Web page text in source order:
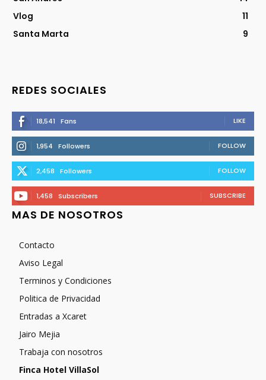
Vlog
11
Santa Marta
9
REDES SOCIALES
18,541 Fans LIKE
1,954 Followers FOLLOW
2,458 Followers FOLLOW
1,458 Subscribers SUBSCRIBE
MAS DE NOSOTROS
Contacto
Aviso Legal
Terminos y Condiciones
Politica de Privacidad
Entradas a Xcaret
Jairo Mejia
Trabaja con nosotros
Finca Hotel VillaSol